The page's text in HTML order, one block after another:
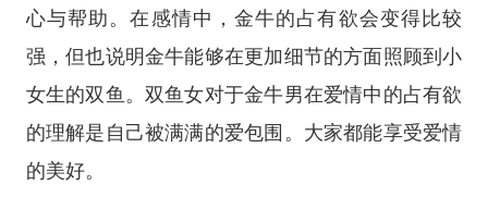
心与帮助。在感情中，金牛的占有欲会变得比较
强，但也说明金牛能够在更加细节的方面照顾到小
女生的双鱼。双鱼女对于金牛男在爱情中的占有欲
的理解是自己被满满的爱包围。大家都能享受爱情
的美好。